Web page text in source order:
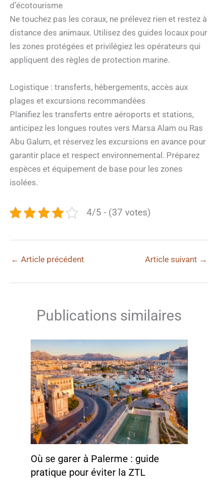
d’écotourisme
Ne touchez pas les coraux, ne prélevez rien et restez à
distance des animaux. Utilisez des guides locaux pour
les zones protégées et privilégiez les opérateurs qui
appliquent des règles de protection marine.
Logistique : transferts, hébergements, accès aux
plages et excursions recommandées
Planifiez les transferts entre aéroports et stations,
anticipez les longues routes vers Marsa Alam ou Ras
Abu Galum, et réservez les excursions en avance pour
garantir place et respect environnemental. Préparez
espèces et équipement de base pour les zones
isolées.
4/5 - (37 votes)
← Article précédent Article suivant →
Publications similaires
Où se garer à Palerme : guide
pratique pour éviter la ZTL